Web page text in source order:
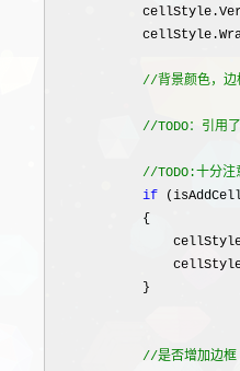
//背景颜色，
//TODO：引
//TODO:十分
if
            {
            }
//是否增加边框